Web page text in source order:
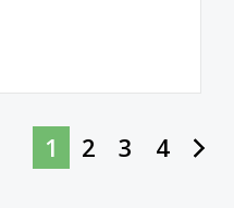
1 2 3 4